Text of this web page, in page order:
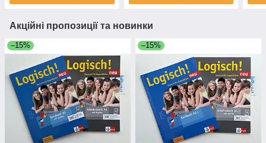
Акційні пропозиції та новинки
–15% –15%